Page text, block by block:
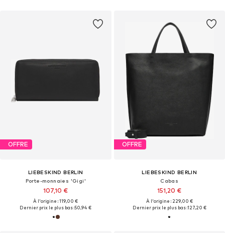
OFFRE
LIEBESKIND BERLIN
Porte-monnaies 'Gigi'
107,10 €
À l'origine : 119,00 €
Dernier prix le plus bas :50,94 €
OFFRE
LIEBESKIND BERLIN
Cabas
151,20 €
À l'origine : 229,00 €
Dernier prix le plus bas :127,20 €